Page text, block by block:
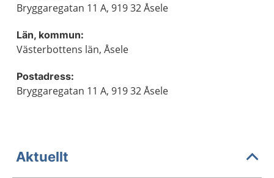
Bryggaregatan 11 A, 919 32 Åsele
Län, kommun:
Västerbottens län, Åsele
Postadress:
Bryggaregatan 11 A, 919 32 Åsele
Aktuellt